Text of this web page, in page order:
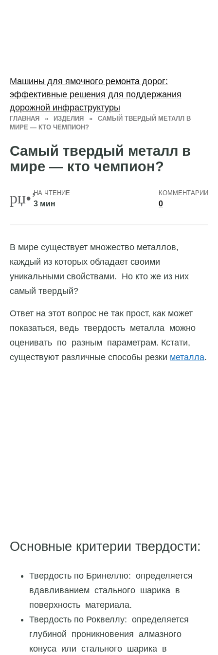
ГЛАВНАЯ » ИЗДЕЛИЯ »
САМЫЙ ТВЕРДЫЙ МЕТАЛЛ В
МИРЕ — КТО ЧЕМПИОН?
Самый твердый металл в
мире — кто чемпион?
НА ЧТЕНИЕ
3 мин
КОММЕНТАРИИ
0
В мире существует множество металлов,
каждый из которых обладает своими
уникальными свойствами. Но кто же из них
самый твердый?
Ответ на этот вопрос не так прост, как может
показаться, ведь твердость металла можно
оценивать по разным параметрам. Кстати,
существуют различные способы резки металла.
Основные критерии твердости:
Твердость по Бринеллю: определяется
вдавливанием стального шарика в
поверхность материала.
Твердость по Роквеллу: определяется
глубиной проникновения алмазного
конуса или стального шарика в
Машины для ямочного ремонта дорог:
эффективные решения для поддержания
дорожной инфраструктуры